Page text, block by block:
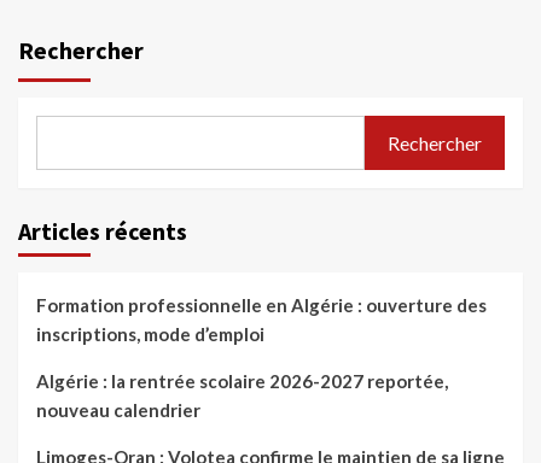
Rechercher
Rechercher
Articles récents
Formation professionnelle en Algérie : ouverture des
inscriptions, mode d’emploi
Algérie : la rentrée scolaire 2026-2027 reportée,
nouveau calendrier
Limoges-Oran : Volotea confirme le maintien de sa ligne